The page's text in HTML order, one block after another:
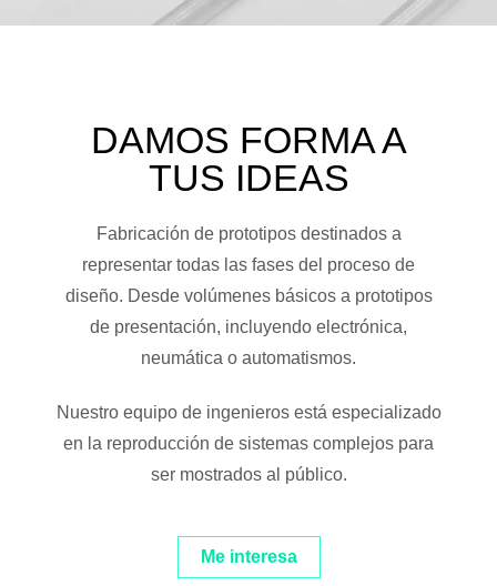
DAMOS FORMA A
TUS IDEAS
Fabricación de prototipos destinados a
representar todas las fases del proceso de
diseño. Desde volúmenes básicos a prototipos
de presentación, incluyendo electrónica,
neumática o automatismos.
Nuestro equipo de ingenieros está especializado
en la reproducción de sistemas complejos para
ser mostrados al público.
Me interesa